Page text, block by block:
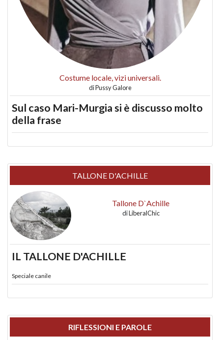
Costume locale, vizi universali.
diPussy Galore
Sul caso Mari-Murgia si è discusso molto
della frase
TALLONE D'ACHILLE
Tallone D`Achille
diLiberalChic
IL TALLONE D'ACHILLE
Speciale canile
RIFLESSIONI E PAROLE